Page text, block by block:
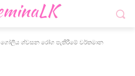
ගෝලීය ශ්වසන රෝග පැතිරීමේ වර්තමාන